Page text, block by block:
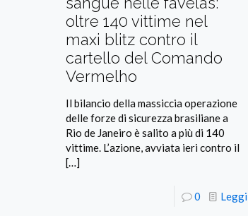
oltre 140 vittime nel
maxi blitz contro il
cartello del Comando
Vermelho
Il bilancio della massiccia operazione
delle forze di sicurezza brasiliane a
Rio de Janeiro è salito a più di 140
vittime. L’azione, avviata ieri contro il
[…]
0 Leggi